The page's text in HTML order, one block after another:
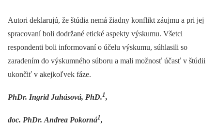
Autori deklarujú, že štúdia nemá žiadny konflikt záujmu a pri jej
spracovaní boli dodržané etické aspekty výskumu. Všetci
respondenti boli informovaní o účelu výskumu, súhlasili so
zaradením do výskumného súboru a mali možnosť účasť v štúdii
ukončiť v akejkoľvek fáze.
PhDr. Ingrid Juhásová, PhD.1,
doc. PhDr. Andrea Pokorná1,